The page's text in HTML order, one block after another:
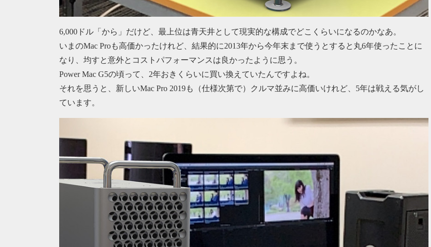
6,000ドル「から」だけど、最上位は青天井として現実的な構成でどこくらいになるのかなあ。
いまのMac Proも高価かったけれど、結果的に2013年から今年末まで使うとすると丸6年使ったことに
なり、均すと意外とコストパフォーマンスは良かったように思う。
Power Mac G5の頃って、2年おきくらいに買い換えていたんですよね。
それを思うと、新しいMac Pro 2019も（仕様次第で）クルマ並みに高価いけれど、5年は戦える気がし
ています。